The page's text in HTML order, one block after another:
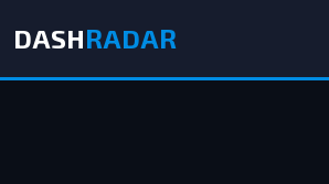
DASHRADAR